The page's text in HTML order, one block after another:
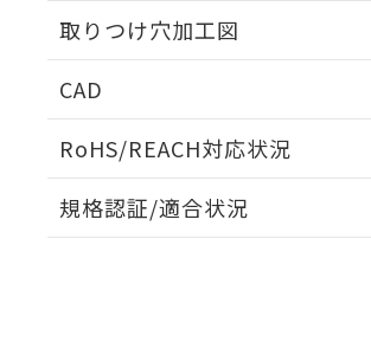
取りつけ穴加工図
CAD
RoHS/REACH対応状況
EU RoHS 注意事項・凡例
規格認証/適合状況